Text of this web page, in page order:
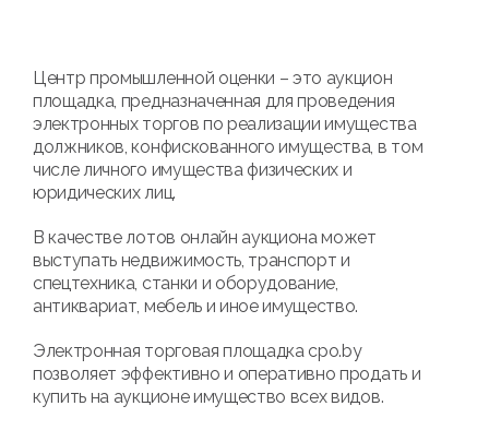
Центр промышленной оценки – это аукцион
площадка, предназначенная для проведения
электронных торгов по реализации имущества
должников, конфискованного имущества, в том
числе личного имущества физических и
юридических лиц.
В качестве лотов онлайн аукциона может
выступать недвижимость, транспорт и
спецтехника, станки и оборудование,
антиквариат, мебель и иное имущество.
Электронная торговая площадка cpo.by
позволяет эффективно и оперативно продать и
купить на аукционе имущество всех видов.